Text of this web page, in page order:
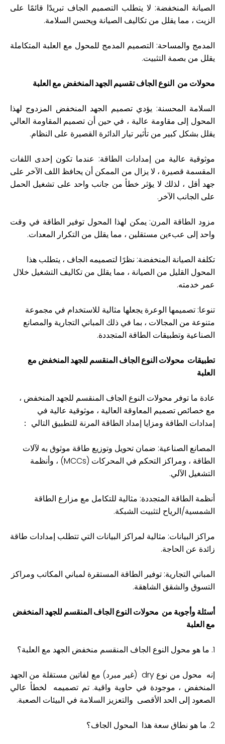
الصيانة المنخفضة: لا يتطلب التصميم الجاف تبريدًا قائمًا على
الزيت ، مما يقلل من تكاليف الصيانة ويحسن السلامة.
المدمج والمساحة: التصميم المدمج للمحول مع العلبة المتكاملة
يقلل من بصمة التثبيت.
محولات من النوع الجاف تقسيم الجهد المنخفض مع العلبة
السلامة المحسنة: يؤدي تصميم الجهد المنخفض المزدوج لهذا
المحول إلى مقاومة عالية ، في حين أن تصميم المقاومة العالي
يقلل بشكل كبير من تأثير تيار الدائرة القصيرة على النظام.
موثوقية عالية من إمدادات الطاقة: عندما تكون إحدى اللفات
المقسمة قصيرة ، لا يزال من الممكن أن يحافظ اللف الآخر على
جهد أقل ، لذلك لا يؤثر خطأ من جانب واحد على تشغيل الحمل
على الجانب الآخر.
مزود الطاقة المرن: يمكن لهذا المحول توفير الطاقة في وقت
واحد إلى عبءين مستقلين ، مما يقلل من التكرار المعدات.
تكلفة الصيانة المنخفضة: نظرًا لتصميمه الجاف ، يتطلب هذا
المحول القليل من الصيانة ، مما يقلل من تكاليف التشغيل خلال
عمر خدمته.
تنوعا: تصميمها الوعرة يجعلها مثالية للاستخدام في مجموعة
متنوعة من المجالات ، بما في ذلك المباني التجارية والمصانع
الصناعية وتطبيقات الطاقة المتجددة.
تطبيقات محولات النوع الجاف المنقسم للجهد المنخفض مع
العلبة
عادة ما توفر محولات النوع الجاف المنقسم للجهد المنخفض ،
مع خصائص تصميم المعاوقة العالية ، موثوقية عالية في
إمدادات الطاقة ومزايا إمداد الطاقة المرنة للتطبيق التالي ：
المصانع الصناعية: ضمان تحويل وتوزيع طاقة موثوق به لآلات
الطاقة ، ومراكز التحكم في المحركات (MCCs) ، وأنظمة
التشغيل الآلي.
أنظمة الطاقة المتجددة: مثالية للتكامل مع مزارع الطاقة
الشمسية/الرياح لتثبيت الشبكة.
مراكز البيانات: مثالية لمراكز البيانات التي تتطلب إمدادات طاقة
زائدة عن الحاجة.
المباني التجارية: توفير الطاقة المستقرة لمباني المكاتب ومراكز
التسوق والشقق الشاهقة.
أسئلة وأجوبة من محولات النوع الجاف المنقسم للجهد المنخفض
مع العلبة
1. ما هو محول النوع الجاف المنقسم منخفض الجهد مع العلبة؟
إنه محول من نوع ‌dry (غير مبرد) مع لفاتين مستقلة من الجهد
المنخفض ، موجودة في حاوية واقية. تم تصميمه لخطأ عالي
الصعود إلى الحد الأقصى والتعزيز السلامة في البيئات الصعبة.
2. ما هو نطاق سعة هذا المحول الجاف؟